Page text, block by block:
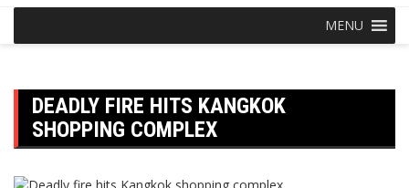
MENU
DEADLY FIRE HITS KANGKOK
SHOPPING COMPLEX